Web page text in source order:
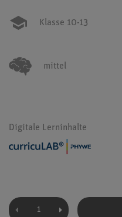
Klasse 10-13
mittel
Digitale Lerninhalte